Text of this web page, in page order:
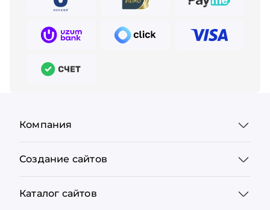
Компания
Создание сайтов
Каталог сайтов